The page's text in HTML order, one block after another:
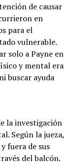
de causar
en
para el
vulnerable.
solo a Payne en
y mental era
buscar ayuda
la investigación
Según la jueza,
fuera de sus
del balcón.